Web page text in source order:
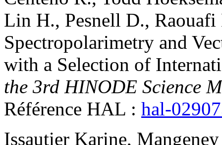
Lin H., Pesnell D., Raouafi
Spectropolarimetry and
with a Selection of
the 3rd HINODE Science
Référence HAL : hal-
Issautier Karine, Mangeney